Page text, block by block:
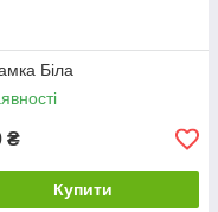
Біла
₴
Купити